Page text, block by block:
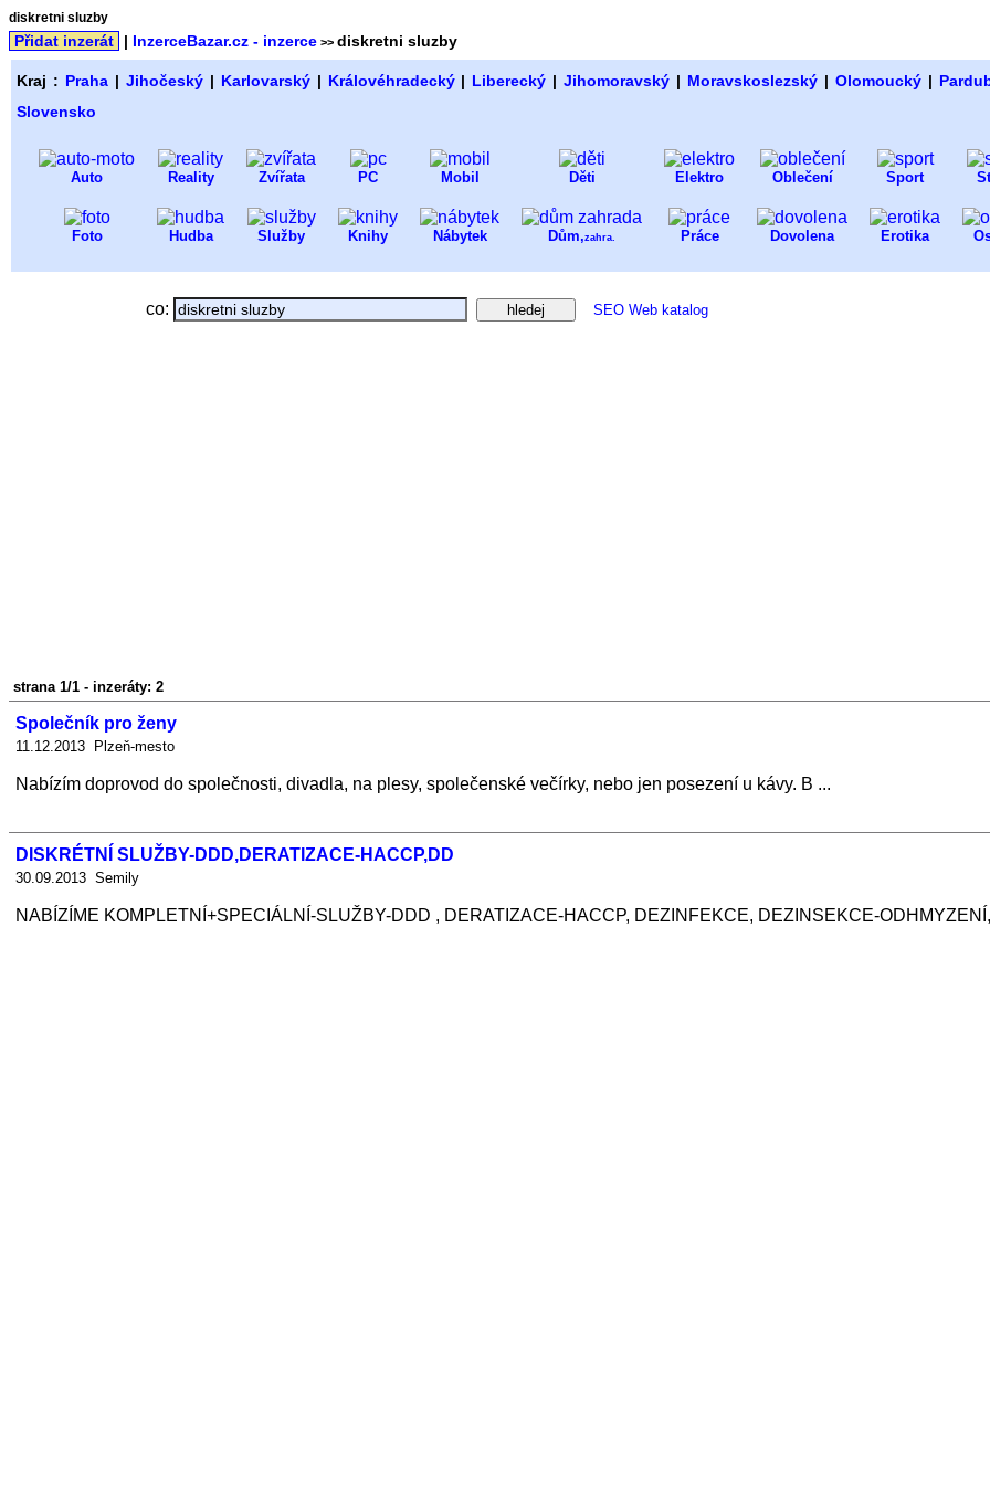
diskretni sluzby
Přidat inzerát | InzerceBazar.cz - inzerce >> diskretni sluzby
Kraj : Praha| Jihočeský| Karlovarský| Královéhradecký| Liberecký |Jihomoravský | Moravskoslezský | Olomoucký |
Slovensko
Auto Reality Zvířata PC Mobil Děti Elektro Oblečení Sport
Foto Hudba Služby Knihy Nábytek Dům,zahra. Práce Dovolena Erotika
co: SEO Web katalog
strana 1/1 - inzeráty: 2
Společník pro ženy
11.12.2013 Plzeň-mesto
Nabízím doprovod do společnosti, divadla, na plesy, společenské večírky, nebo jen posezení u kávy. B ...
DISKRÉTNÍ SLUŽBY-DDD,DERATIZACE-HACCP,DD
30.09.2013 Semily
NABÍZÍME KOMPLETNÍ+SPECIÁLNÍ-SLUŽBY-DDD , DERATIZACE-HACCP, DEZINFEKCE, DEZINSEKCE-